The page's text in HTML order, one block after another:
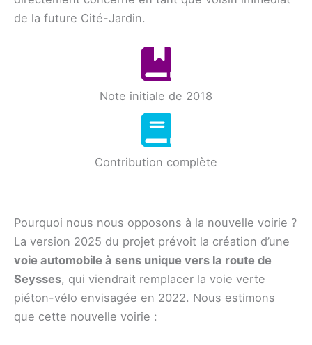
de la future Cité-Jardin.
Note initiale de 2018
Contribution complète
Pourquoi nous nous opposons à la nouvelle voirie ?
La version 2025 du projet prévoit la création d’une
voie automobile à sens unique vers la route de
Seysses, qui viendrait remplacer la voie verte
piéton-vélo envisagée en 2022. Nous estimons
que cette nouvelle voirie :